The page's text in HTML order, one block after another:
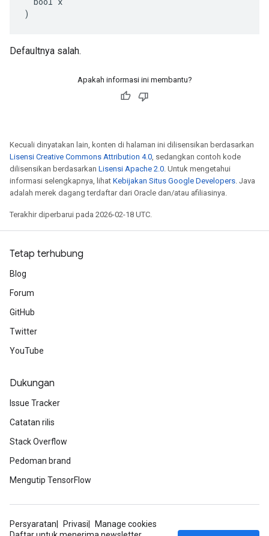
)
Defaultnya salah.
Apakah informasi ini membantu?
Kecuali dinyatakan lain, konten di halaman ini dilisensikan berdasarkan
Lisensi Creative Commons Attribution 4.0, sedangkan contoh kode
dilisensikan berdasarkan Lisensi Apache 2.0. Untuk mengetahui
informasi selengkapnya, lihat Kebijakan Situs Google Developers. Java
adalah merek dagang terdaftar dari Oracle dan/atau afiliasinya.
Terakhir diperbarui pada 2026-02-18 UTC.
Tetap terhubung
Blog
Forum
GitHub
Twitter
YouTube
Dukungan
Issue Tracker
Catatan rilis
Stack Overflow
Pedoman brand
Mengutip TensorFlow
Persyaratan Privasi
Manage cookies